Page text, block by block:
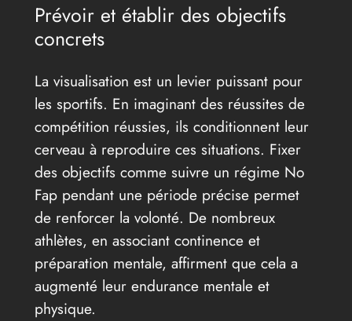
Prévoir et établir des objectifs
concrets
La visualisation est un levier puissant pour
les sportifs. En imaginant des réussites de
compétition réussies, ils conditionnent leur
cerveau à reproduire ces situations. Fixer
des objectifs comme suivre un régime No
Fap pendant une période précise permet
de renforcer la volonté. De nombreux
athlètes, en associant continence et
préparation mentale, affirment que cela a
augmenté leur endurance mentale et
physique.